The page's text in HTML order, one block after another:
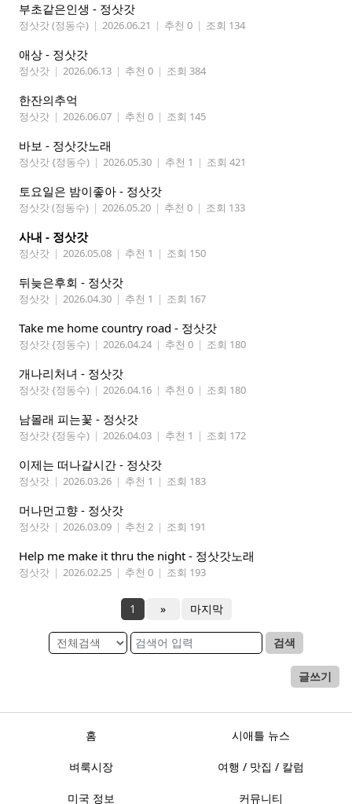
부초같은인생 - 정삿갓
정삿갓 (정동수) | 2026.06.21 | 추천 0 | 조회 134
애상 - 정삿갓
정삿갓 | 2026.06.13 | 추천 0 | 조회 384
한잔의추억
정삿갓 | 2026.06.07 | 추천 0 | 조회 145
바보 - 정삿갓노래
정삿갓 {정동수) | 2026.05.30 | 추천 1 | 조회 421
토요일은 밤이좋아 - 정삿갓
정삿갓 (정동수) | 2026.05.20 | 추천 0 | 조회 133
사내 - 정삿갓
정삿갓 | 2026.05.08 | 추천 1 | 조회 150
뒤늦은후회 - 정삿갓
정삿갓 | 2026.04.30 | 추천 1 | 조회 167
Take me home country road - 정삿갓
정삿갓 {정동수) | 2026.04.24 | 추천 0 | 조회 180
개나리처녀 - 정삿갓
정삿갓 {정동수) | 2026.04.16 | 추천 0 | 조회 180
남몰래 피는꽃 - 정삿갓
정삿갓 {정동수) | 2026.04.03 | 추천 1 | 조회 172
이제는 떠나갈시간 - 정삿갓
정삿갓 | 2026.03.26 | 추천 1 | 조회 183
머나먼고향 - 정삿갓
정삿갓 | 2026.03.09 | 추천 2 | 조회 191
Help me make it thru the night - 정삿갓노래
정삿갓 | 2026.02.25 | 추천 0 | 조회 193
1 » 마지막
검색
글쓰기
홈 시애틀 뉴스
벼룩시장 여행 / 맛집 / 칼럼
미국 정보 커뮤니티